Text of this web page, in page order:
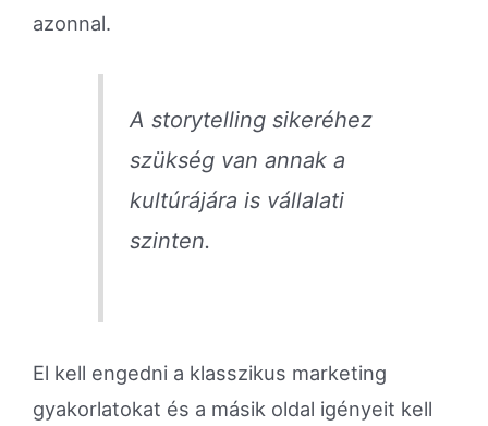
azonnal.
A storytelling sikeréhez
szükség van annak a
kultúrájára is vállalati
szinten.
El kell engedni a klasszikus marketing
gyakorlatokat és a másik oldal igényeit kell